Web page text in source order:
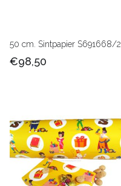
50 cm. Sintpapier S691668/2
€98,50